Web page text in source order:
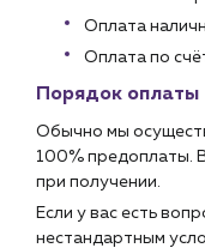
Оплата
Оплата по
Порядок оплаты
Обычно мы
100% предоплаты.
при получении.
Если у вас есть
нестандартным